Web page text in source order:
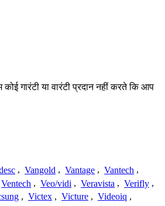
गारंटी या वारंटी प्रदान नहीं करते कि आप
, Vangold , Vantage , Vantech ,
Ventech , Veo/vidi , Veravista , Verifly ,
, Victex , Victure , Videoiq ,